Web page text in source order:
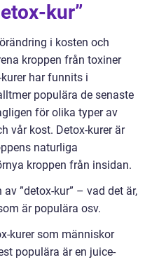
kur”
i kosten och
kroppen från toxiner
har funnits i
populära de senaste
för olika typer av
vår kost. Detox-kurer är
naturliga
kroppen från insidan.
”detox-kur” – vad det är,
är populära osv.
kurer som människor
populära är en juice-